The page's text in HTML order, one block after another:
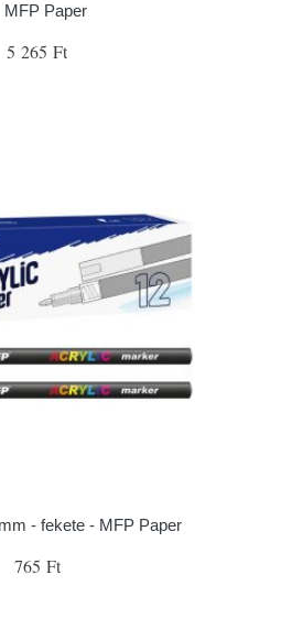
MFP Paper
5 265 Ft
- fekete - MFP Paper
765 Ft